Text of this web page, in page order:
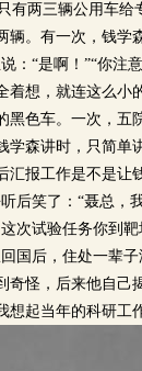
两三辆公用车给
辆。有一次，钱学
：“是啊！”“你注
着想，就连这么小
黑色车。一次，五
学森讲时，只简单
汇报工作是不是让
后笑了：“聂总，
次试验任务你到
国后，住处一辈
奇怪，后来他自己
想起当年的科研工